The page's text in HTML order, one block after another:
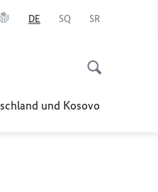
DE SQ SR
und Kosovo